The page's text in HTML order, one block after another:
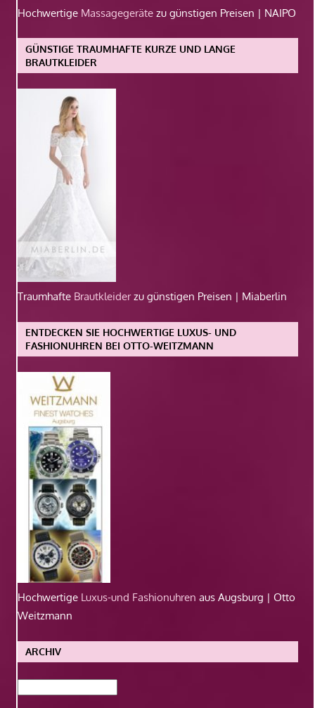
Hochwertige Massagegeräte zu günstigen Preisen | NAIPO
GÜNSTIGE TRAUMHAFTE KURZE UND LANGE
BRAUTKLEIDER
Traumhafte Brautkleiderzu günstigen Preisen | Miaberlin
ENTDECKEN SIE HOCHWERTIGE LUXUS- UND
FASHIONUHREN BEI OTTO-WEITZMANN
Hochwertige Luxus-und Fashionuhren aus Augsburg | Otto
Weitzmann
ARCHIV